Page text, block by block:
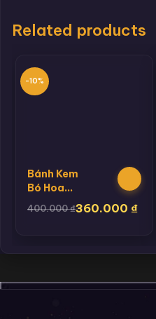
Related products
-10%
Bánh Kem
Bó Hoa
Hồng
400.000₫360.000 ₫